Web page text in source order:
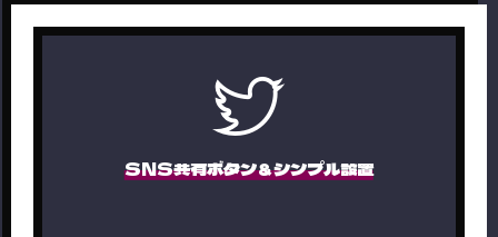
SNS共有ボタン＆シンプル設置